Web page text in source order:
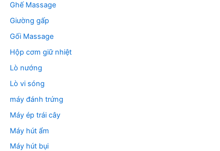
Ghế Massage
Giường gấp
Gối Massage
Hộp cơm giữ nhiệt
Lò nướng
Lò vi sóng
máy đánh trứng
Máy ép trái cây
Máy hút ẩm
Máy hút bụi